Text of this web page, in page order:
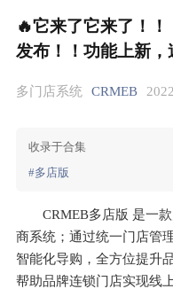
🔥它来了它来了！
发布！！功能上新，
多门店系统 CRMEB
收录于合集
#多店版
CRMEB多店版 是一
商系统；通过统一门店管
智能化导购，全方位提升
帮助品牌连锁门店实现线